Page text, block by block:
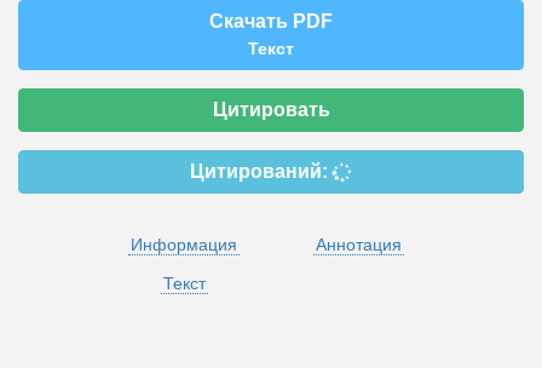
Скачать PDF
Текст
Цитировать
Цитирований:
Информация
Аннотация
Текст